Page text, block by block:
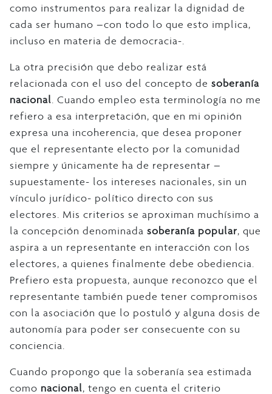
como instrumentos para realizar la dignidad de
cada ser humano –con todo lo que esto implica,
incluso en materia de democracia-.
La otra precisión que debo realizar está
relacionada con el uso del concepto de soberanía
nacional. Cuando empleo esta terminología no me
refiero a esa interpretación, que en mi opinión
expresa una incoherencia, que desea proponer
que el representante electo por la comunidad
siempre y únicamente ha de representar –
supuestamente- los intereses nacionales, sin un
vínculo jurídico- político directo con sus
electores. Mis criterios se aproximan muchísimo a
la concepción denominada soberanía popular, que
aspira a un representante en interacción con los
electores, a quienes finalmente debe obediencia.
Prefiero esta propuesta, aunque reconozco que el
representante también puede tener compromisos
con la asociación que lo postuló y alguna dosis de
autonomía para poder ser consecuente con su
conciencia.
Cuando propongo que la soberanía sea estimada
como nacional, tengo en cuenta el criterio